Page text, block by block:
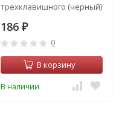
трехклавишного (черный)
186 ₽
0
В корзину
В наличии